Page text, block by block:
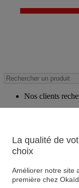
Nos clients
Produits suggérés
Voir tous les
La qualité de
choix
Améliorer notre site
première chez